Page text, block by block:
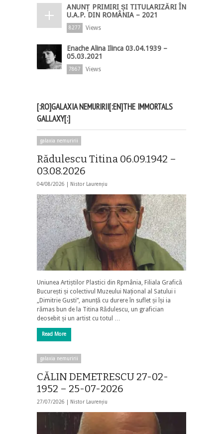
ANUNȚ PRIMIRI ȘI TITULARIZĂRI ÎN
U.A.P. DIN ROMÂNIA – 2021
8277 Views
Enache Alina Ilinca 03.04.1939 –
05.03.2021
7867 Views
[:RO]GALAXIA NEMURIRII[:EN]THE IMMORTALS
GALLAXY[:]
galaxia nemuririi
Rădulescu Titina 06.09.1942 –
03.08.2026
04/08/2026 | Nistor Laurențiu
Uniunea Artiștilor Plastici din Rpmânia, Filiala Grafică
București și colectivul Muzeului Național al Satului i
„Dimitrie Gusti”, anunță cu durere în suflet și își ia
rămas bun de la Titina Rădulescu, un grafician
deosebit și un artist cu totul …
Read More
galaxia nemuririi
CĂLIN DEMETRESCU 27-02-
1952 – 25-07-2026
27/07/2026 | Nistor Laurențiu